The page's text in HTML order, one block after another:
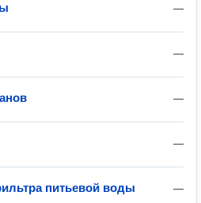
—
—
—
—
—
питьевой воды